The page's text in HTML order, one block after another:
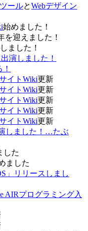
ールとWebデザイン
始めました！
を迎えました！
ました！
演しました！
イトWiki更新
イトWiki更新
イトWiki更新
イトWiki更新
イトWiki更新
しました！…たぶ
した
ました
」リリースしまし
AIRプログラミング入